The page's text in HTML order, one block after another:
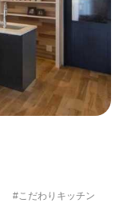
#こだわりキッチン